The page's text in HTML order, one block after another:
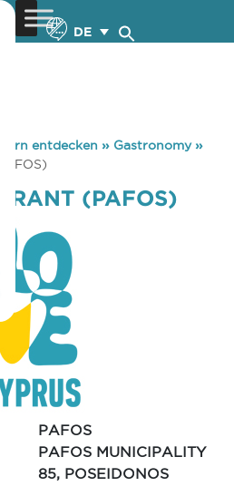
DE
entdecken » Gastronomy»
(PAFOS)
PAFOS
PAFOS MUNICIPALITY
85, POSEIDONOS